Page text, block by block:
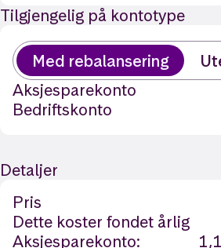
Tilgjengelig på kontotype
Med rebalansering
Aksjesparekonto
Bedriftskonto
Detaljer
Pris
Dette koster fondet årlig
Aksjesparekonto: